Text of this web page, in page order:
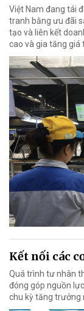
Việt Nam đang tái
tranh bằng ưu đãi
tạo và liên kết
cao và gia tăng giá
Kết nối các
Quá trình tư nhân
đóng góp nguồn
chu kỳ tăng trưởng